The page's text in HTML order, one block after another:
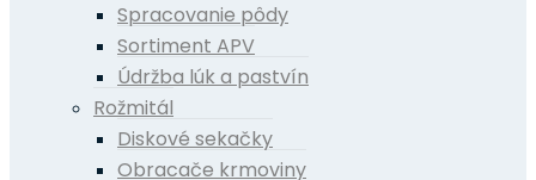
Spracovanie pôdy
Sortiment APV
Údržba lúk a pastvín
Rožmitál
Diskové sekačky
Obracače krmoviny